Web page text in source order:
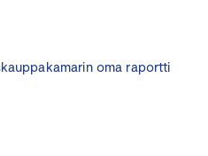
oma raportti